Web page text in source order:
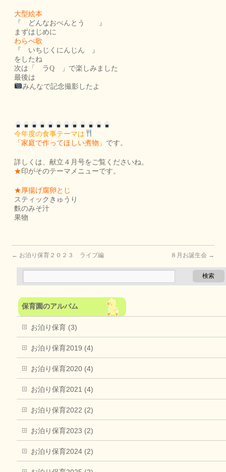
大型絵本
『 どんなおべんとう 』
まずはじめに
わらべ歌
『 いちじくにんじん 』
をしたね
次は「 ラQ 」で楽しみました
最後は
みんなで記念撮影したよ
今年度の食事テーマは
「家庭で作ってほしい煮物」 です。
詳しくは、献立４月号をご覧くださいね。
★ 印がそのテーマメニューです。
★厚揚げ腐卵とじ
スティックきゅうり
麩のみそ汁
果物
← お泊り保育２０２３ ライブ編 ８月お誕生会 →
保育園のアルバム
お泊り保育 (3)
お泊り保育2019 (4)
お泊り保育2020 (4)
お泊り保育2021 (4)
お泊り保育2022 (2)
お泊り保育2023 (2)
お泊り保育2024 (2)